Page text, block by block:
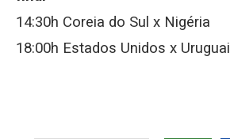
14:30h Coreia do Sul x Nigéria
18:00h Estados Unidos x Uruguai